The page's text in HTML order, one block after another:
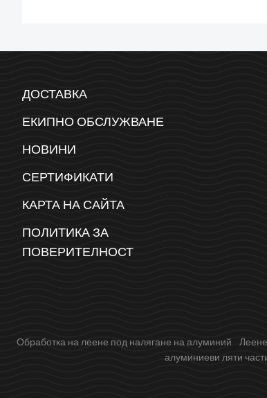
ДОСТАВКА
ЕКИПНО ОБСЛУЖВАНЕ
НОВИНИ
СЕРТИФИКАТИ
КАРТА НА САЙТА
ПОЛИТИКА ЗА
ПОВЕРИТЕЛНОСТ
Обработка на леене под налягане на алуминий
алуминиеви ляти